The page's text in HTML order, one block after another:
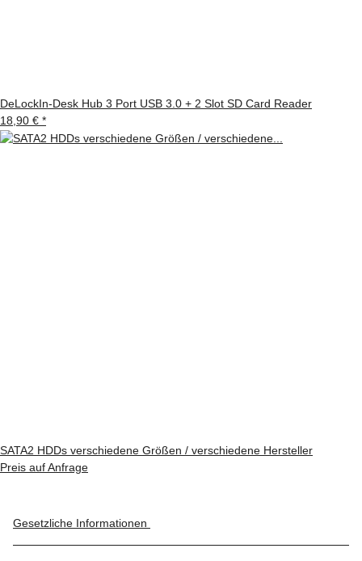
DeLockIn-Desk Hub 3 Port USB 3.0 + 2 Slot SD Card Reader
18,90 € *
SATA2 HDDs verschiedene Größen / verschiedene Hersteller
Preis auf Anfrage
Gesetzliche Informationen